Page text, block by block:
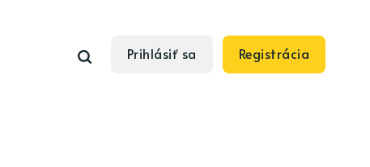
Prihlásiť sa Registrácia